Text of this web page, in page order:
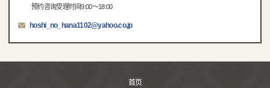
预约咨询受理时间9:00～18:00
hoshi_no_hana1102@yahoo.co.jp
首页